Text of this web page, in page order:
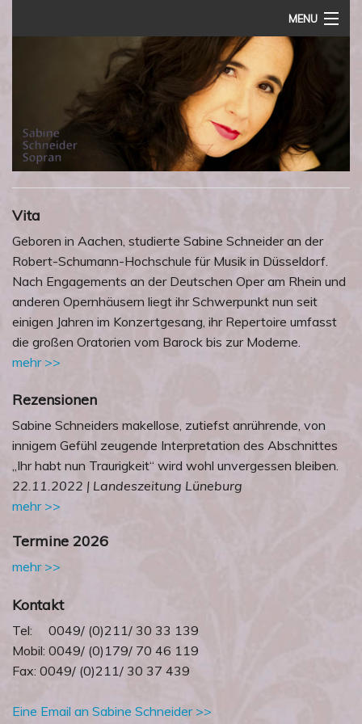
MENU
Termine
Rezensionen
Impressum
Vita
Geboren in Aachen, studierte Sabine Schneider an der
Robert-Schumann-Hochschule für Musik in Düsseldorf.
Nach Engagements an der Deutschen Oper am Rhein und
anderen Opernhäusern liegt ihr Schwerpunkt nun seit
einigen Jahren im Konzertgesang, ihr Repertoire umfasst
die großen Oratorien vom Barock bis zur Moderne.
mehr >>
Rezensionen
Sabine Schneiders makellose, zutiefst anrührende, von
innigem Gefühl zeugende Interpretation des Abschnittes
„Ihr habt nun Traurigkeit“ wird wohl unvergessen bleiben.
22.11.2022 | Landeszeitung Lüneburg
mehr >>
Termine 2026
mehr >>
Kontakt
Tel: 0049/ (0)211/ 30 33 139
Mobil: 0049/ (0)179/ 70 46 119
Fax: 0049/ (0)211/ 30 37 439
Eine Email an Sabine Schneider >>